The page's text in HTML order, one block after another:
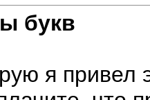
букв
я